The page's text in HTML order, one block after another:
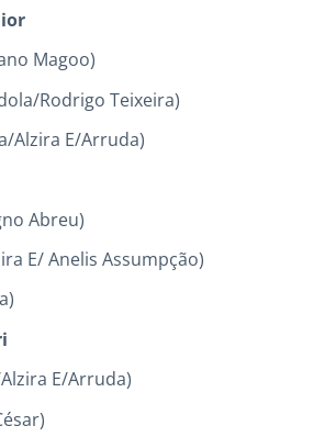
Magoo)
Rodrigo Teixeira)
Alzira E/Arruda)
Abreu)
E/ Anelis Assumpção)
E/Arruda)